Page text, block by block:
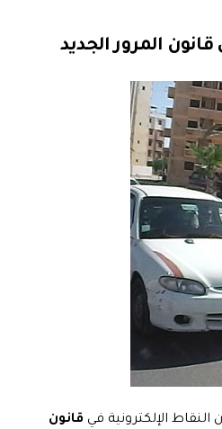
المرور الجديد
الإلكترونية في قانون